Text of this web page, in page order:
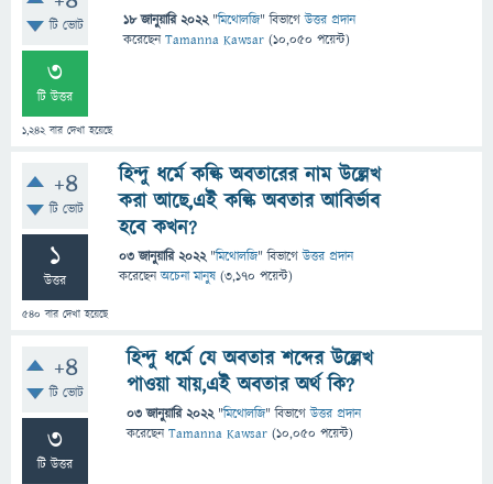
টি ভোট
3
টি উত্তর
1,242বার দেখা হয়েছে
18 জানুয়ারি 2022 "মিথোলজি" বিভাগে উত্তর প্রদান
করেছেনTamanna Kawsar (10,050 পয়েন্ট)
+4
টি ভোট
1
উত্তর
540 বার দেখা হয়েছে
হিন্দু ধর্মে কল্কি অবতারের নাম উল্লেখ
করা আছে,এই কল্কি অবতার আবির্ভাব
হবে কখন?
03 জানুয়ারি 2022 "মিথোলজি" বিভাগে উত্তর প্রদান
করেছেনঅচেনা মানুষ (3,170 পয়েন্ট)
+4
টি ভোট
3
টি উত্তর
হিন্দু ধর্মে যে অবতার শব্দের উল্লেখ
পাওয়া যায়,এই অবতার অর্থ কি?
03 জানুয়ারি 2022 "মিথোলজি" বিভাগে উত্তর প্রদান
করেছেনTamanna Kawsar (10,050 পয়েন্ট)